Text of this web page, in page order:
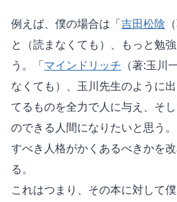
例えば、僕の場合は「吉田松陰
と（読まなくても）、もっと勉
う。「マインドリッチ （著:玉川
なくても）、玉川先生のように
てるものを全力で人に与え、そ
のできる人間になりたいと思う
すべき人格がかくあるべきかを
る。
これはつまり、その本に対して